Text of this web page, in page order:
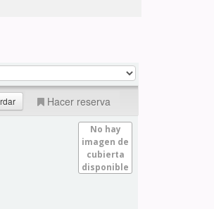
Hacer reserva
No hay
imagen de
cubierta
disponible